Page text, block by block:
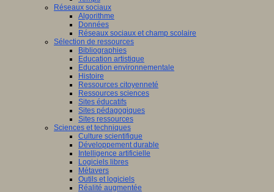
Réseaux sociaux
Algorithme
Données
Réseaux sociaux et champ scolaire
Sélection de ressources
Bibliographies
Education artistique
Education environnementale
Histoire
Ressources citoyenneté
Ressources sciences
Sites éducatifs
Sites pédagogiques
Sites ressources
Sciences et techniques
Culture scientifique
Développement durable
Intelligence artificielle
Logiciels libres
Métavers
Outils et logiciels
Réalité augmentée